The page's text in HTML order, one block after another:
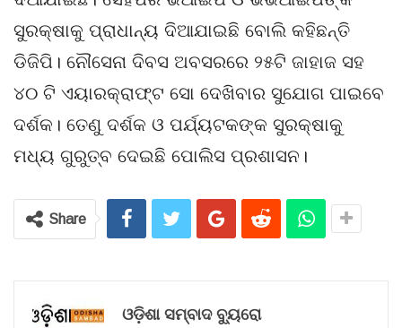
ସୁରକ୍ଷାକୁ ପ୍ରାଧାନ୍ୟ ଦିଆଯାଇଛି ବୋଲି କହିଛନ୍ତି
ଡିଜିପି। ନୌସେନା ଦିବସ ଅବସରରେ ୨୫ଟି ଜାହାଜ ସହ
୪୦ ଟି ଏୟାରକ୍ରାଫ୍ଟ ସୋ ଦେଖିବାର ସୁଯୋଗ ପାଇବେ
ଦର୍ଶକ। ତେଣୁ ଦର୍ଶକ ଓ ପର୍ଯ୍ୟଟକଙ୍କ ସୁରକ୍ଷାକୁ
ମଧ୍ୟ ଗୁରୁତ୍ବ ଦେଇଛି ପୋଲିସ ପ୍ରଶାସନ।
Share
ଓଡ଼ିଶା ସମ୍ବାଦ ବ୍ୟୁରୋ